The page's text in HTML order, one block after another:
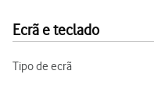
Ecrã e teclado
Tipo de ecrã